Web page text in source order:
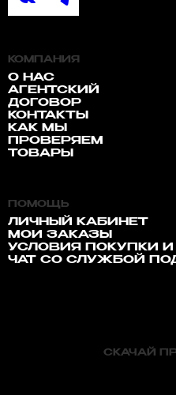
КОМПАНИЯ
О НАС
АГЕНТСКИЙ
ДОГОВОР
КОНТАКТЫ
КАК МЫ
ПРОВЕРЯЕМ
ТОВАРЫ
ПОМОЩЬ
ЛИЧНЫЙ КАБИНЕТ
МОИ ЗАКАЗЫ
УСЛОВИЯ ПОКУПКИ И
ЧАТ СО СЛУЖБОЙ
СКАЧАЙ